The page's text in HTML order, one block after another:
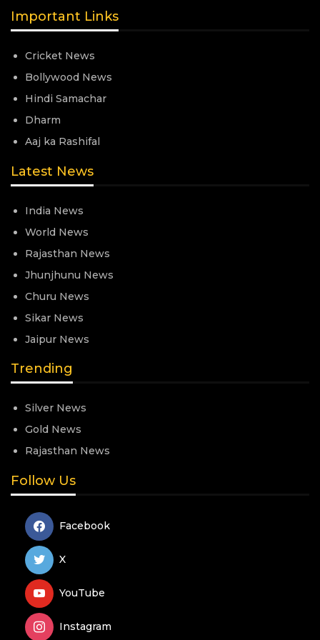
Important Links
Cricket News
Bollywood News
Hindi Samachar
Dharm
Aaj ka Rashifal
Latest News
India News
World News
Rajasthan News
Jhunjhunu News
Churu News
Sikar News
Jaipur News
Trending
Silver News
Gold News
Rajasthan News
Follow Us
Facebook
X
YouTube
Instagram